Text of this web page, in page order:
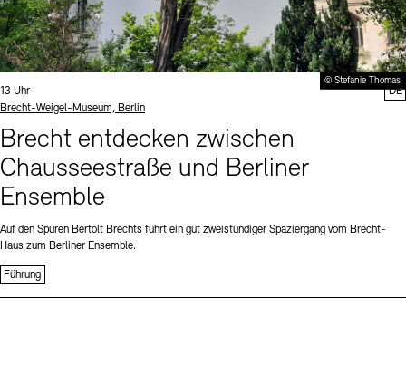
© Stefanie Thomas
Uhrzeit:
13 Uhr
Standort
Brecht-Weigel-Museum, Berlin
Brecht entdecken zwischen
Chausseestraße und Berliner
Ensemble
Auf den Spuren Bertolt Brechts führt ein gut zweistündiger Spaziergang vom Brecht-
Haus zum Berliner Ensemble.
Führung
DE